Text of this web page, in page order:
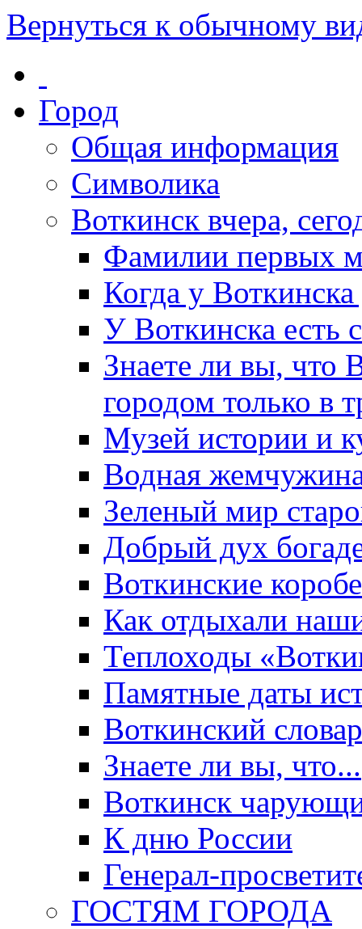
Вернуться к обычному
Город
Общая информация
Символика
Воткинск вчера,
Фамилии первых
Когда у
У Воткинска есть
Знаете ли вы, что
городом только в
Музей истории и
Водная
Зеленый мир
Добрый дух
Воткинские
Как отдыхали
Теплоходы
Памятные даты
Воткинский
Знаете ли вы, что...
Воткинск
К дню России
Генерал-
ГОСТЯМ ГОРОДА